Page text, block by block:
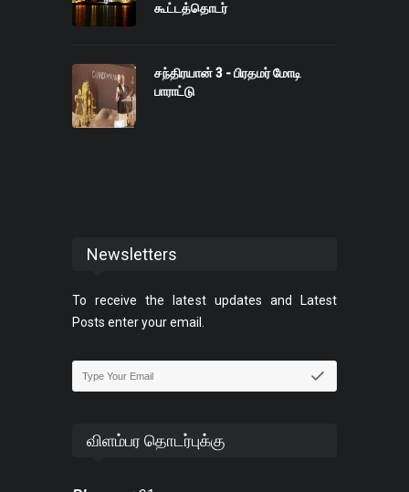
கூட்டத்தொடர்
சந்திரயான் 3 - பிரதமர் மோடி
பாராட்டு
Newsletters
To receive the latest updates and Latest
Posts enter your email.
விளம்பர தொடர்புக்கு